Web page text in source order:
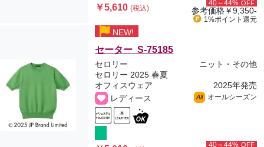
￥5,610(税込)
40～44% OFF
参考価格￥9,350-
1%ポイント 還元
NEW!
セーター S-75185
セロリー
ニット・その他
セロリー 2025 春夏
オフィスウェア
2025年発売
レディース
All オールシーズン
40～44% OFF